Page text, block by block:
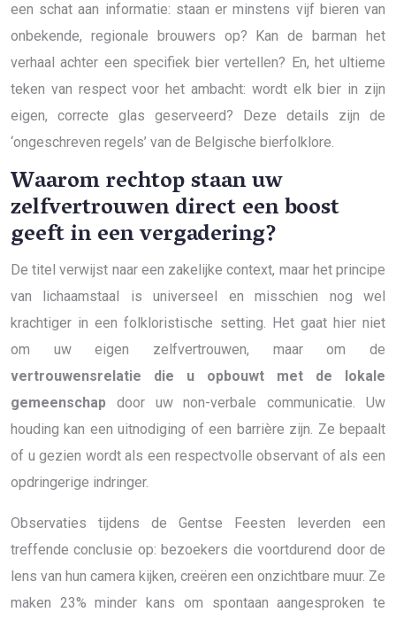
een schat aan informatie: staan er minstens vijf bieren van
onbekende, regionale brouwers op? Kan de barman het
verhaal achter een specifiek bier vertellen? En, het ultieme
teken van respect voor het ambacht: wordt elk bier in zijn
eigen, correcte glas geserveerd? Deze details zijn de
‘ongeschreven regels’ van de Belgische bierfolklore.
Waarom rechtop staan uw
zelfvertrouwen direct een boost
geeft in een vergadering?
De titel verwijst naar een zakelijke context, maar het principe
van lichaamstaal is universeel en misschien nog wel
krachtiger in een folkloristische setting. Het gaat hier niet
om uw eigen zelfvertrouwen, maar om de
vertrouwensrelatie die u opbouwt met de lokale
gemeenschap door uw non-verbale communicatie. Uw
houding kan een uitnodiging of een barrière zijn. Ze bepaalt
of u gezien wordt als een respectvolle observant of als een
opdringerige indringer.
Observaties tijdens de Gentse Feesten leverden een
treffende conclusie op: bezoekers die voortdurend door de
lens van hun camera kijken, creëren een onzichtbare muur. Ze
maken 23% minder kans om spontaan aangesproken te